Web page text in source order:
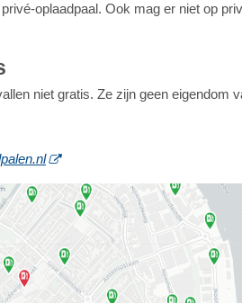
oplaadpaal. Ook mag er niet op
niet gratis. Ze zijn geen eigendom